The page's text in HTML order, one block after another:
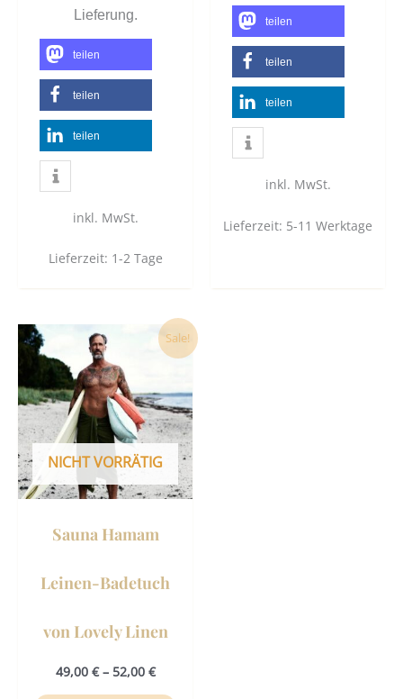
Lieferung.
teilen
teilen
teilen
inkl. MwSt.
Lieferzeit: 1-2 Tage
teilen
teilen
teilen
inkl. MwSt.
Lieferzeit: 5-11 Werktage
Sale!
NICHT VORRÄTIG
Sauna Hamam
Leinen-Badetuch
von Lovely Linen
49,00 €– 52,00 €
Dieses
Produkt
mehrere
Varianten
auf.
Die
Optionen